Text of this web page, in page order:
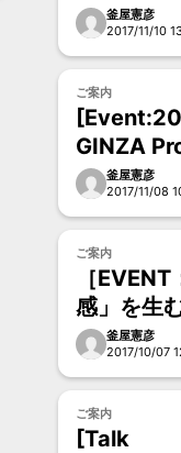
デザイナ
ザイナー
釜屋憲彦
2017/11/10
ご案内
GINZA
釜屋憲彦
2017/11/08
ご案内
［
感」を生
師：森岡
釜屋憲彦
2017/10/07
ご案内
[Talk